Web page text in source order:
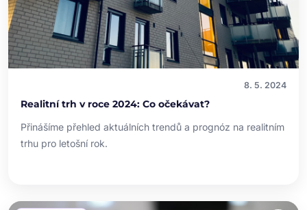
8. 5. 2024
Realitní trh v roce 2024: Co očekávat?
Přinášíme přehled aktuálních trendů a prognóz na realitním
trhu pro letošní rok.